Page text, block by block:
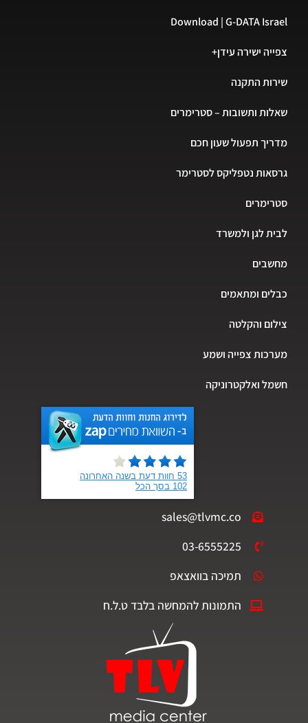
Download | G-DATA Israel
צפייה ישירה עידן+
שירות התקנה
שאלות ותשובות – סטרימרים
מדריך תפעול שעון חכם
גרסאות נטפליקס לסטרימר
סטרימרים
לבית לגן ולמשרד
מחשבים
כבלים ומתאמים
צילום והקלטה
מערכות צפייה ושמע
חשמל ואלקטרוניקה
sales@tlvmc.co
03-6555225
תמיכה בוואצאפ
התמונות להמחשה בלבד ט.ל.ח